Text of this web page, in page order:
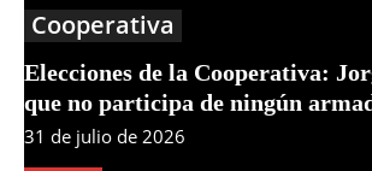
Cooperativa
Elecciones de la Cooperativa:
que no participa de ningún
31 de julio de 2026